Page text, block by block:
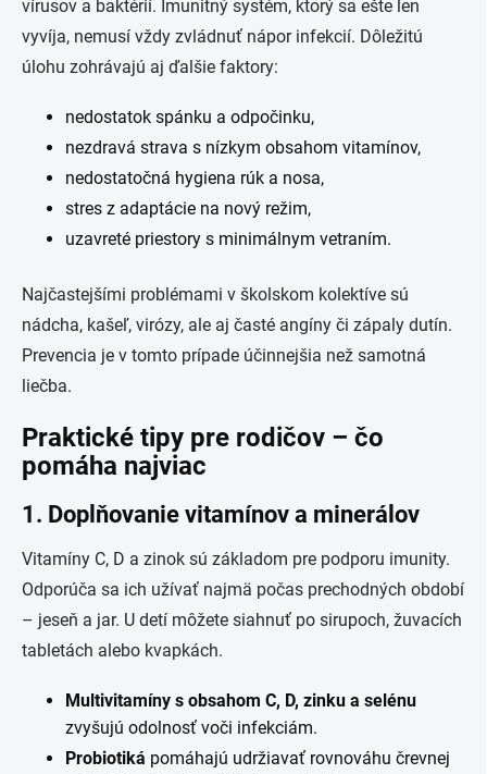
vírusov a baktérií. Imunitný systém, ktorý sa ešte len
vyvíja, nemusí vždy zvládnuť nápor infekcií. Dôležitú
úlohu zohrávajú aj ďalšie faktory:
nedostatok spánku a odpočinku,
nezdravá strava s nízkym obsahom vitamínov,
nedostatočná hygiena rúk a nosa,
stres z adaptácie na nový režim,
uzavreté priestory s minimálnym vetraním.
Najčastejšími problémami v školskom kolektíve sú
nádcha, kašeľ, virózy, ale aj časté angíny či zápaly dutín.
Prevencia je v tomto prípade účinnejšia než samotná
liečba.
Praktické tipy pre rodičov – čo
pomáha najviac
1. Doplňovanie vitamínov a minerálov
Vitamíny C, D a zinok sú základom pre podporu imunity.
Odporúča sa ich užívať najmä počas prechodných období
– jeseň a jar. U detí môžete siahnuť po sirupoch, žuvacích
tabletách alebo kvapkách.
Multivitamíny s obsahom C, D, zinku a selénu
zvyšujú odolnosť voči infekciám.
Probiotiká pomáhajú udržiavať rovnováhu črevnej